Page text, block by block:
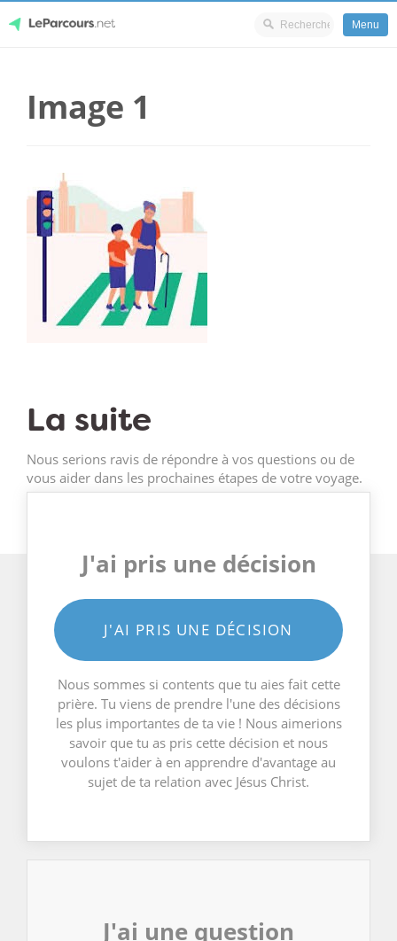
content
Menu
Image 1
La suite
Nous serions ravis de répondre à vos questions ou de
vous aider dans les prochaines étapes de votre voyage.
J'ai pris une décision
J'AI PRIS UNE DÉCISION
Nous sommes si contents que tu aies fait cette
prière. Tu viens de prendre l'une des décisions
les plus importantes de ta vie ! Nous aimerions
savoir que tu as pris cette décision et nous
voulons t'aider à en apprendre d'avantage au
sujet de ta relation avec Jésus Christ.
J'ai une question